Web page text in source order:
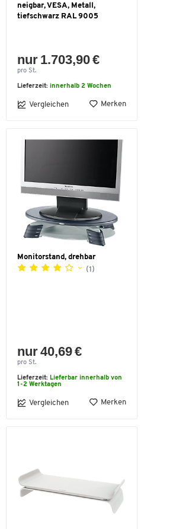
neigbar, VESA, Metall,
tiefschwarz RAL 9005
nur 1.703,90 €
pro St.
Lieferzeit: innerhalb 2 Wochen
Vergleichen Merken
Monitorstand, drehbar
(1)
nur 40,69 €
pro St.
Lieferzeit: Lieferbar innerhalb von
1-2 Werktagen
Vergleichen Merken